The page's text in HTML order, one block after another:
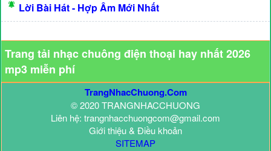
Lời Bài Hát - Hợp Âm Mới Nhất
Trang tải nhạc chuông điện thoại hay nhất 2026
mp3 miễn phí
TrangNhacChuong.Com
© 2020 TRANGNHACCHUONG
Liên hệ: trangnhacchuongcom@gmail.com
Giới thiệu & Điều khoản
SITEMAP